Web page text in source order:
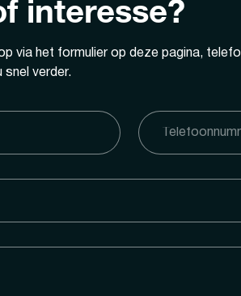
interesse?
via het formulier op deze pagina,
snel verder.